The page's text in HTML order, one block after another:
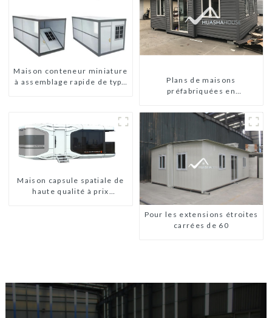
Maison conteneur miniature
à assemblage rapide de type
Plans de maisons
préfabriquées en
chambres en Australie,
maisons en kit
préfabriquées
Maison capsule spatiale de
haute qualité à prix
Pour les extensions étroites
carrées de 60